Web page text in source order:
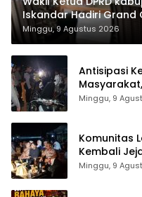
Iskandar Hadiri Grand
Pertama di Takalar,
Pasien Dhuafa dan
Minggu, 9 Agustus 2026
Antisipasi
Operasi
Minggu, 9
Komunitas
Kembali
Daeng
Minggu, 9